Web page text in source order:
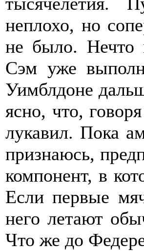
неплохо, но
не было. Нечто
Сэм уже
Уимблдоне
ясно, что,
лукавил. Пока
признаюсь,
компонент, в
Если первые
него летают
Что же до